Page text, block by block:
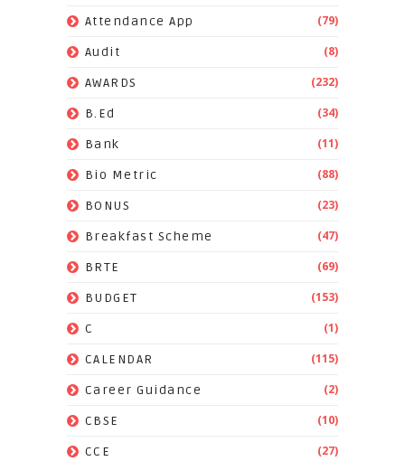
Attendance App (79)
Audit (8)
AWARDS (232)
B.Ed (34)
Bank (11)
Bio Metric (88)
BONUS (23)
Breakfast Scheme (47)
BRTE (69)
BUDGET (153)
C (1)
CALENDAR (115)
Career Guidance (2)
CBSE (10)
CCE (27)